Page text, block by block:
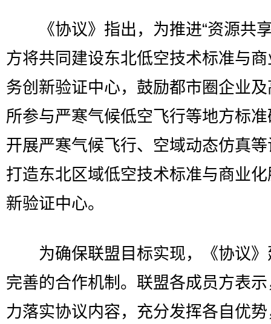
《协议》指出，为推进“资源共享
方将共同建设东北低空技术标准与
务创新验证中心，鼓励都市圈企业
所参与严寒气候低空飞行等地方标
开展严寒气候飞行、空域动态仿真
打造东北区域低空技术标准与商业
新验证中心。
为确保联盟目标实现，《协议》
完善的合作机制。联盟各成员方表
力落实协议内容，充分发挥各自优